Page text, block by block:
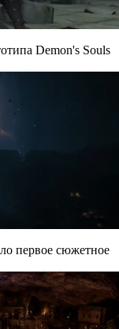
Demon's Souls
первое сюжетное